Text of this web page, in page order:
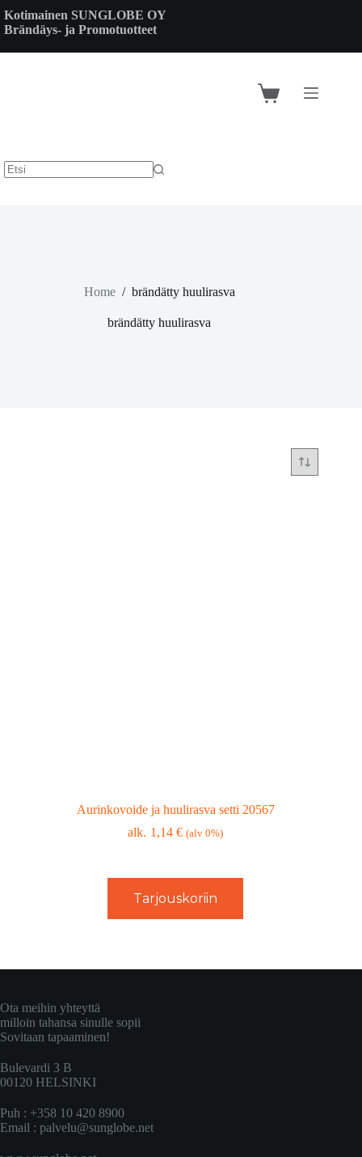
to
content
Kotimainen SUNGLOBE OY
Brändäys- ja Promotuotteet
Shopping
Home / brändätty huulirasva
brändätty huulirasva
Aurinkovoide ja huulirasva setti 20567
1,14€ (alv 0%)
Tarjouskoriin
Ota meihin yhteyttä
milloin tahansa sinulle sopii
Sovitaan tapaaminen!
Bulevardi 3 B
00120 HELSINKI
Puh : +358 10 420 8900
Email : palvelu@sunglobe.net